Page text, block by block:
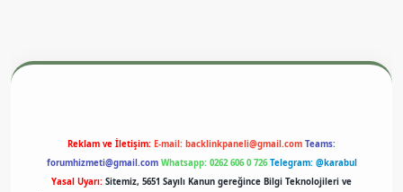
Reklam ve İletişim: E-mail: backlinkpaneli@gmail.com Teams:
forumhizmeti@gmail.com Whatsapp: 0262 606 0 726 Telegram: @karabul
Yasal Uyarı: Sitemiz, 5651 Sayılı Kanun gereğince Bilgi Teknolojileri ve